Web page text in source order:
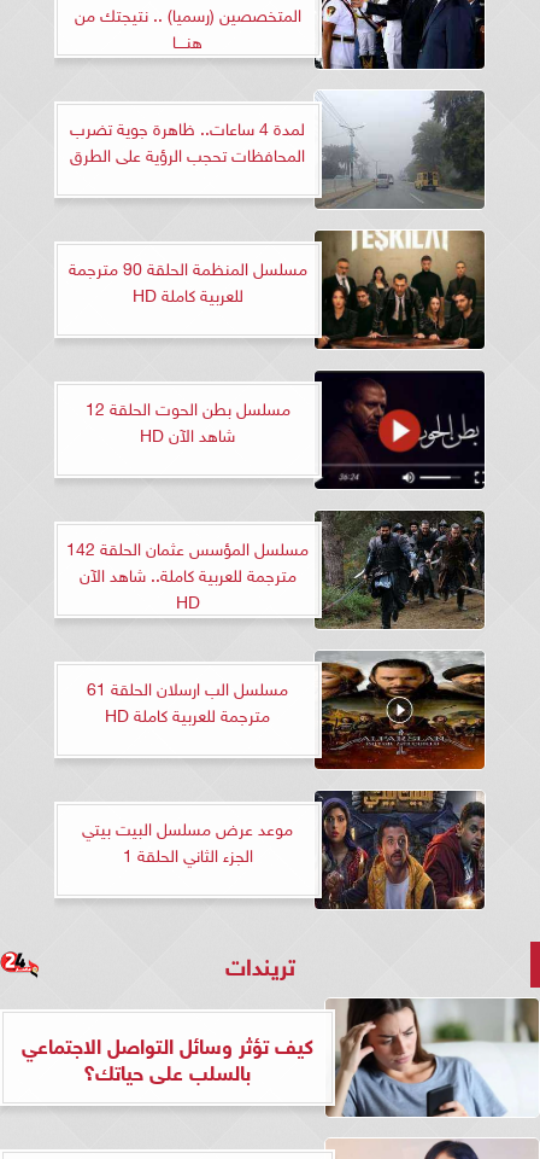
المتخصصين (رسميا) .. نتيجتك من
هنــــا
لمدة 4 ساعات.. ظاهرة جوية تضرب
المحافظات تحجب الرؤية على الطرق
مسلسل المنظمة الحلقة 90 مترجمة
للعربية كاملة HD
مسلسل بطن الحوت الحلقة 12
شاهد الآن HD
مسلسل المؤسس عثمان الحلقة 142
مترجمة للعربية كاملة.. شاهد الآن
HD
مسلسل الب ارسلان الحلقة 61
مترجمة للعربية كاملة HD
موعد عرض مسلسل البيت بيتي
الجزء الثاني الحلقة 1
تريندات
كيف تؤثر وسائل التواصل الاجتماعي
بالسلب على حياتك؟